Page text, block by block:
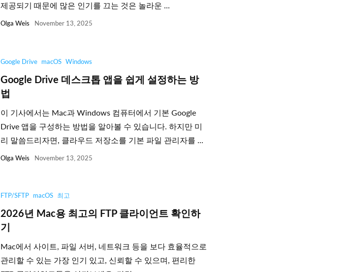
제공되기 때문에 많은 인기를 끄는 것은 놀라운 ...
Olga Weis November 13, 2025
Google Drive macOS Windows
Google Drive 데스크톱 앱을 쉽게 설정하는 방
법
이 기사에서는 Mac과 Windows 컴퓨터에서 기본 Google
Drive 앱을 구성하는 방법을 알아볼 수 있습니다. 하지만 미
리 말씀드리자면, 클라우드 저장소를 기본 파일 관리자를 ...
Olga Weis November 13, 2025
FTP/SFTP macOS 최고
2026년 Mac용 최고의 FTP 클라이언트 확인하
기
Mac에서 사이트, 파일 서버, 네트워크 등을 보다 효율적으로
관리할 수 있는 가장 인기 있고, 신뢰할 수 있으며, 편리한